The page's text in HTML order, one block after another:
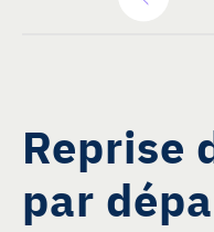
Reprise
par